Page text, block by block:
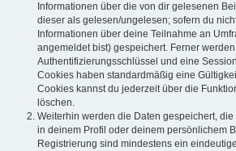
Informationen über die von dir gelesenen
dieser als gelesen/ungelesen; sofern du
Informationen über deine Teilnahme an
angemeldet bist) gespeichert. Ferner
Authentifizierungsschlüssel und eine
Cookies haben standardmäßig eine
Cookies kannst du jederzeit über die
löschen.
Weiterhin werden die Daten gespeichert,
in deinem Profil oder deinem persönlichem
Registrierung sind mindestens ein